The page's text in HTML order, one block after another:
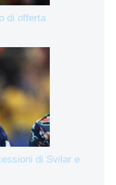
di offerta
di Svilar e